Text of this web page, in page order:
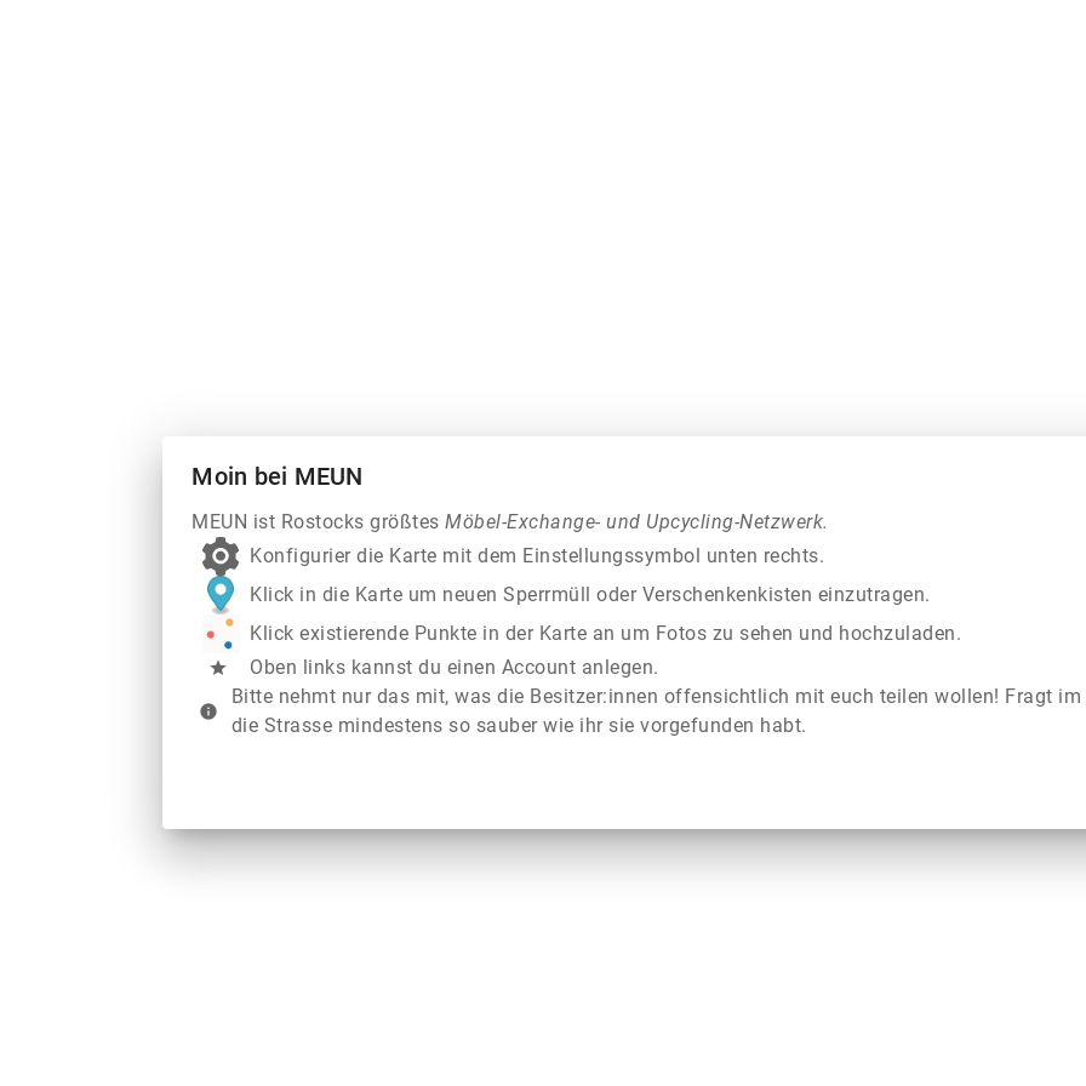
Moin bei MEUN
MEUN ist Rostocks größtesMöbel-Exchange- und Upcycling-Netzwerk.
Konfigurier die Karte mit dem Einstellungssymbol unten rechts.
Klick in die Karte um neuen Sperrmüll oder Verschenkenkisten einzutragen.
Klick existierende Punkte in der Karte an um Fotos zu sehen und hochzuladen.
star Oben links kannst du einen Account anlegen.
info
Bitte nehmt nur das mit, was die Besitzer:innen offensichtlich mit euch teilen wollen! Fragt
die Strasse mindestens so sauber wie ihr sie vorgefunden habt.